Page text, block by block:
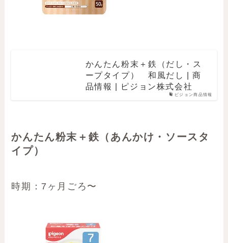
ピジョン商品情報
かんたん粉末＋鉄（だし・ス
ープタイプ） 和風だし | 商
品情報 | ピジョン株式会社
かんたん粉末＋鉄（あんかけ・ソースタ
イプ）
時期：7ヶ月ごろ〜